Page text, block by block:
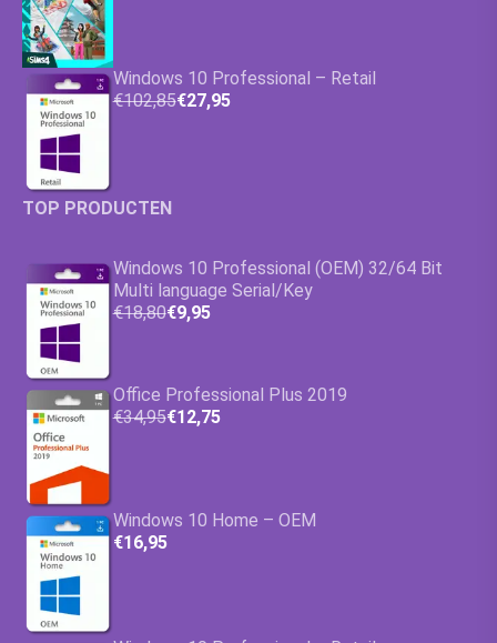
Windows 10 Professional – Retail
€102,85€27,95
TOP PRODUCTEN
Windows 10 Professional (OEM) 32/64 Bit
Multi language Serial/Key
€18,80€9,95
Office Professional Plus 2019
€34,95€12,75
Windows 10 Home – OEM
€16,95